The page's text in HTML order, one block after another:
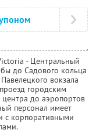
- Центральный
до Садового кольца
вокзала
городским
до аэропортов
персонал имеет
с корпоративными